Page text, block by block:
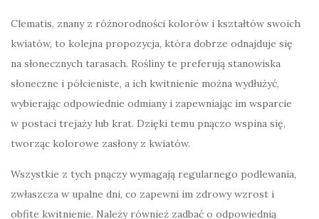
Clematis, znany z różnorodności kolorów i kształtów swoich
kwiatów, to kolejna propozycja, która dobrze odnajduje się
na słonecznych tarasach. Rośliny te preferują stanowiska
słoneczne i półcieniste, a ich kwitnienie można wydłużyć,
wybierając odpowiednie odmiany i zapewniając im wsparcie
w postaci trejaży lub krat. Dzięki temu pnączo wspina się,
tworząc kolorowe zasłony z kwiatów.
Wszystkie z tych pnączy wymagają regularnego podlewania,
zwłaszcza w upalne dni, co zapewni im zdrowy wzrost i
obfite kwitnienie. Należy również zadbać o odpowiednią